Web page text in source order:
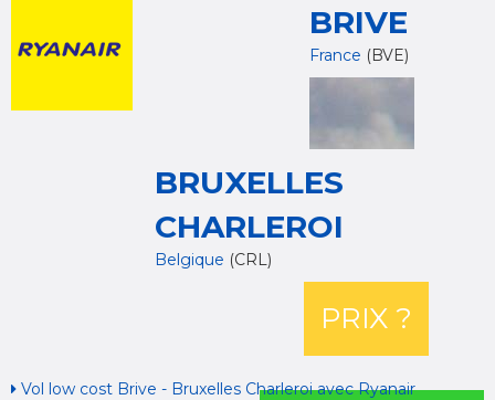
BRIVE
France (BVE)
BRUXELLES
CHARLEROI
Belgique (CRL)
PRIX ?
Vol low cost Brive - Bruxelles Charleroi avec Ryanair